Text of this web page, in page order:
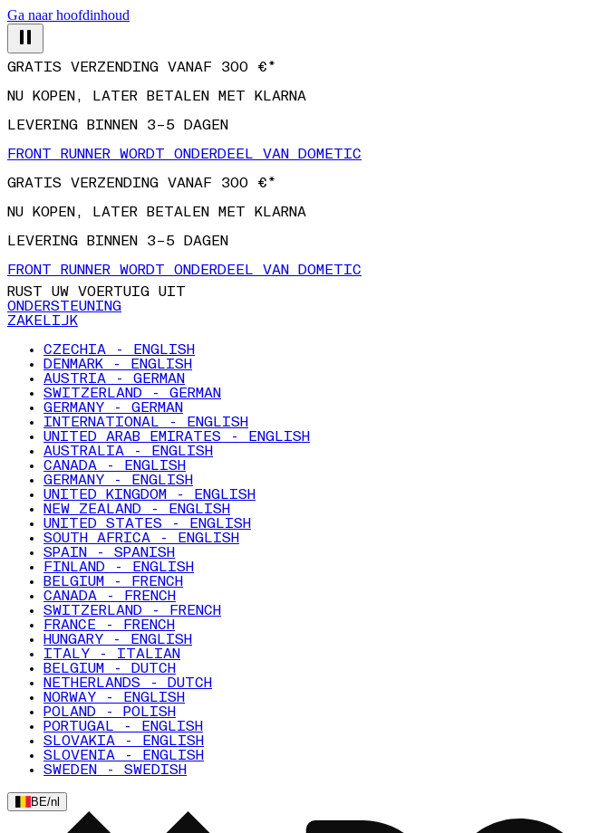
Ga naar hoofdinhoud
GRATIS VERZENDING VANAF 300 €*
NU KOPEN, LATER BETALEN MET KLARNA
LEVERING BINNEN 3–5 DAGEN
FRONT RUNNER WORDT ONDERDEEL VAN DOMETIC
GRATIS VERZENDING VANAF 300 €*
NU KOPEN, LATER BETALEN MET KLARNA
LEVERING BINNEN 3–5 DAGEN
FRONT RUNNER WORDT ONDERDEEL VAN DOMETIC
RUST UW VOERTUIG UIT
ONDERSTEUNING
ZAKELIJK
CZECHIA - ENGLISH
DENMARK - ENGLISH
AUSTRIA - GERMAN
SWITZERLAND - GERMAN
GERMANY - GERMAN
INTERNATIONAL - ENGLISH
UNITED ARAB EMIRATES - ENGLISH
AUSTRALIA - ENGLISH
CANADA - ENGLISH
GERMANY - ENGLISH
UNITED KINGDOM - ENGLISH
NEW ZEALAND - ENGLISH
UNITED STATES - ENGLISH
SOUTH AFRICA - ENGLISH
SPAIN - SPANISH
FINLAND - ENGLISH
BELGIUM - FRENCH
CANADA - FRENCH
SWITZERLAND - FRENCH
FRANCE - FRENCH
HUNGARY - ENGLISH
ITALY - ITALIAN
BELGIUM - DUTCH
NETHERLANDS - DUTCH
NORWAY - ENGLISH
POLAND - POLISH
PORTUGAL - ENGLISH
SLOVAKIA - ENGLISH
SLOVENIA - ENGLISH
SWEDEN - SWEDISH
BE/nl